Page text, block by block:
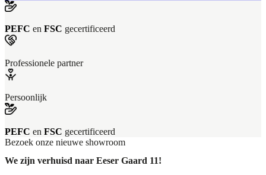
PEFC en FSC gecertificeerd
Professionele partner
Persoonlijk
PEFC en FSC gecertificeerd
Bezoek onze nieuwe showroom
We zijn verhuisd naar Eeser Gaard 11!